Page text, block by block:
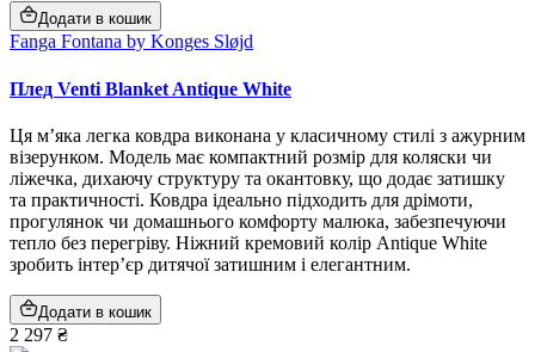
Додати в кошик
Fanga Fontana by Konges Sløjd
Плед Venti Blanket Antique White
Ця м’яка легка ковдра виконана у класичному стилі з ажурним
візерунком. Модель має компактний розмір для коляски чи
ліжечка, дихаючу структуру та окантовку, що додає затишку
та практичності. Ковдра ідеально підходить для дрімоти,
прогулянок чи домашнього комфорту малюка, забезпечуючи
тепло без перегріву. Ніжний кремовий колір Antique White
зробить інтер’єр дитячої затишним і елегантним.
Додати в кошик
2 297 ₴